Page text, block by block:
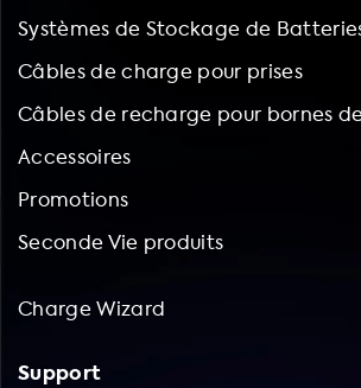
Systèmes de Stockage de
Câbles de charge pour prises
Câbles de recharge pour bornes
Accessoires
Promotions
Seconde Vie produits
Charge Wizard
Support